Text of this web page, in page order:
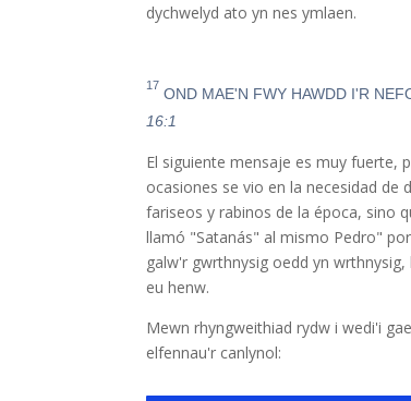
dychwelyd ato yn nes ymlaen.
17 OND MAE'N FWY HAWDD I'R
16:1
El siguiente mensaje es muy fuerte,
ocasiones se vio en la necesidad
fariseos y rabinos de la época, sino
llamó "Satanás" al mismo Pedro"
galw'r gwrthnysig oedd yn
eu henw.
Mewn rhyngweithiad rydw i wedi'i
elfennau'r canlynol: